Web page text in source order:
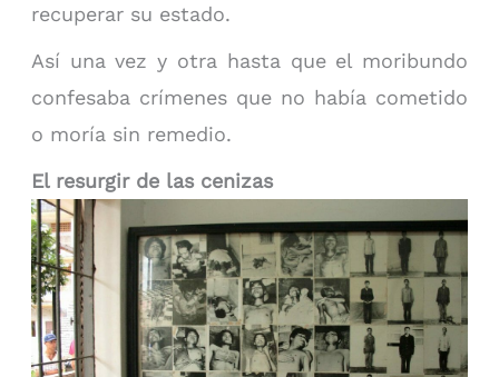
recuperar su estado.
Así una vez y otra hasta que el moribundo
confesaba crímenes que no había cometido
o moría sin remedio.
El resurgir de las cenizas